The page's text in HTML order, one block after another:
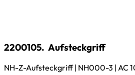
2200105. Aufsteckgriff
NH-Z-Aufsteckgriff | NH000-3 | AC